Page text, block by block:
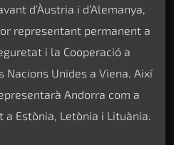
d’Àustria i d’Alemanya,
representant permanent a
i la Cooperació a
Nacions Unides a Viena. Així
Andorra com a
a Estònia, Letònia i Lituània.